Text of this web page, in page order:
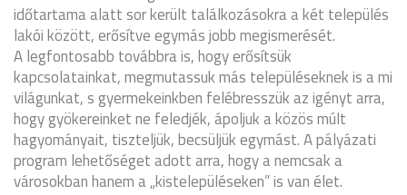
időtartama alatt sor került találkozásokra a két település
lakói között, erősítve egymás jobb megismerését.
A legfontosabb továbbra is, hogy erősítsük
kapcsolatainkat, megmutassuk más településeknek is a mi
világunkat, s gyermekeinkben felébresszük az igényt arra,
hogy gyökereinket ne feledjék, ápoljuk a közös múlt
hagyományait, tiszteljük, becsüljük egymást. A pályázati
program lehetőséget adott arra, hogy a nemcsak a
városokban hanem a „kistelepüléseken” is van élet.